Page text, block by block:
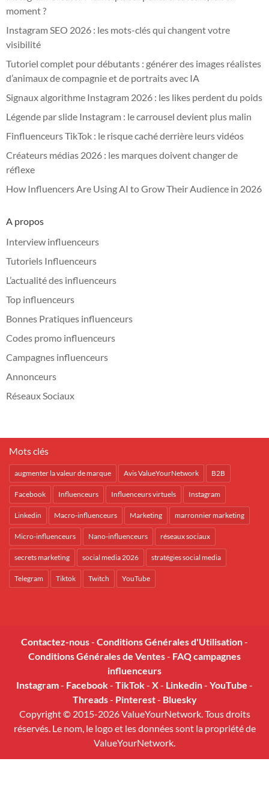
moment ?
Instagram SEO 2026 : les mots-clés qui changent votre
visibilité
Tutoriel complet pour débutants : générer des images réalistes
d’animaux de compagnie et de portraits avec IA
Signaux algorithme Instagram 2026 : les likes perdent du poids
Légende par slide Instagram : le carrousel devient plus malin
Finfluenceurs TikTok : le risque caché derrière leurs vidéos
Créateurs médias 2026 : les marques doivent changer de
réflexe
How Influencers Are Using AI to Grow Their Audience in 2026
A propos
Interview influenceurs
Tutoriels Influenceurs
L’actualité des influenceurs
Top influenceurs
Bonnes Pratiques influenceurs
Codes promo influenceurs
Campagnes influenceurs
Annonceurs
Réseaux Sociaux
Mots clés
augmenter la valeur de marque Avis ValueYourNetwork B2B
Facebook Influenceurs Influenceurs virtuels Instagram
Linkedin Macro-influenceurs Marketing marronnier marketing
Micro-influenceurs Nano-influenceurs réseaux sociaux
secrets marketing social media 2026 stratégies social media
Telegram Tiktok Twitch YouTube
Contactez-nous- Conditions Générales d'Utilisation-
Conditions Générales de Ventes- FAQ campagnes
influenceurs
Instagram- Facebook- TikTok- X- Linkedin- YouTube -
Threads- Pinterest- Bluesky
Copyright © 2015-2026 ValueYourNetwork. Tous droits
réservés. Le nom, le logo et les données sont la propriété de
ValueYourNetwork.